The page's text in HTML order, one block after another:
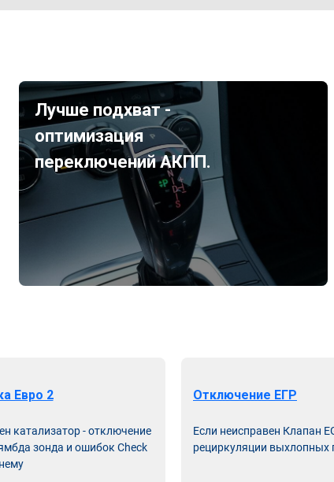
Лучше подхват -
оптимизация
переключений АКПП.
Евро 2
катализатор - отключение
зонда и ошибок Check
Отключение ЕГР
Если неисправен Клапан
рециркуляции выхлопных